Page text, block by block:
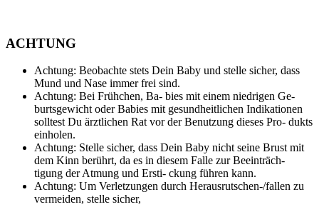
ACHTUNG
Achtung: Beobachte stets Dein Baby und stelle sicher, dass
Mund und Nase immer frei sind.
Achtung: Bei Frühchen, Ba- bies mit einem niedrigen Ge-
burtsgewicht oder Babies mit gesundheitlichen Indikationen
solltest Du ärztlichen Rat vor der Benutzung dieses Pro- dukts
einholen.
Achtung: Stelle sicher, dass Dein Baby nicht seine Brust mit
dem Kinn berührt, da es in diesem Falle zur Beeinträch-
tigung der Atmung und Ersti- ckung führen kann.
Achtung: Um Verletzungen durch Herausrutschen-/fallen zu
vermeiden, stelle sicher,